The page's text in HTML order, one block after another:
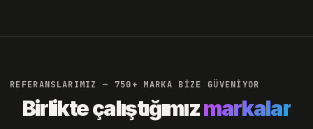
REFERANSLARIMIZ — 750+ MARKA BİZE GÜVENİYOR
Birlikte çalıştığımızmarkalar